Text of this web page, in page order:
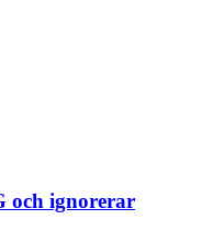
och ignorerar